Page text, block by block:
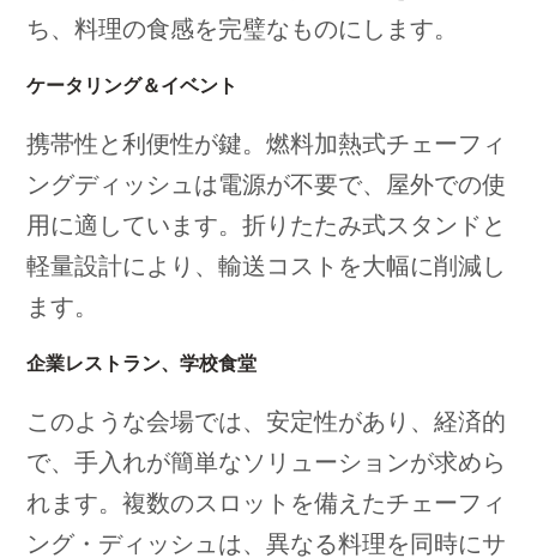
ち、料理の食感を完璧なものにします。
ケータリング＆イベント
携帯性と利便性が鍵。燃料加熱式チェーフィ
ングディッシュは電源が不要で、屋外での使
用に適しています。折りたたみ式スタンドと
軽量設計により、輸送コストを大幅に削減し
ます。
企業レストラン、学校食堂
このような会場では、安定性があり、経済的
で、手入れが簡単なソリューションが求めら
れます。複数のスロットを備えたチェーフィ
ング・ディッシュは、異なる料理を同時にサ